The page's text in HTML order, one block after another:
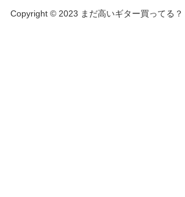
Copyright © 2023 まだ高いギター買ってる？